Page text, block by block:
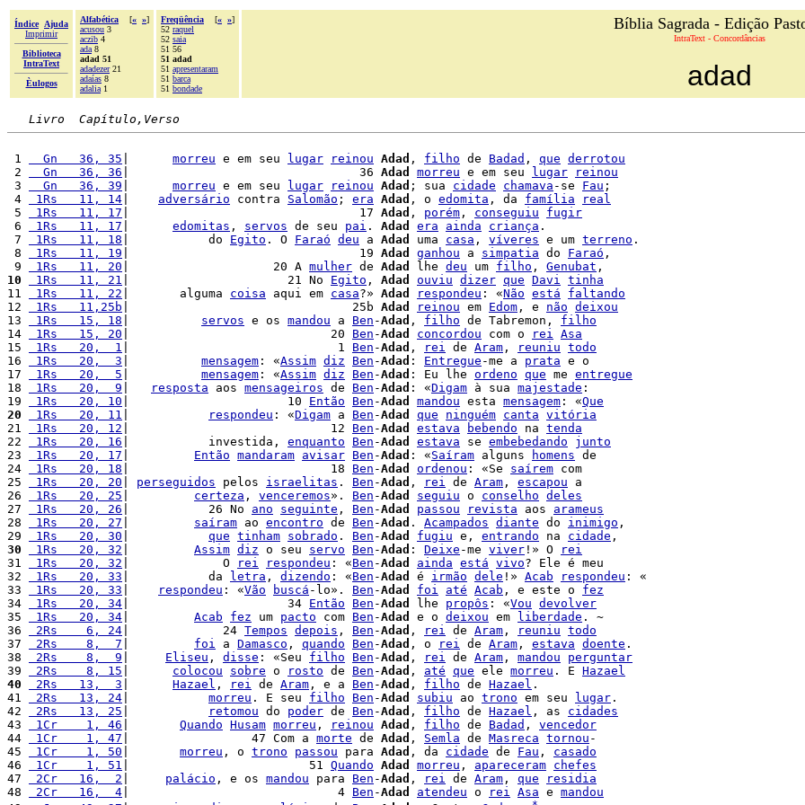
Índice
Ajuda
Imprimir
Biblioteca
IntraText
Èulogos
Alfabética [« »]
acusou 3
aczib 4
ada 8
adad 51
adadezer21
adaías 8
adalia 1
Freqüência [« »]
52 raquel
52 saia
51 56
51 adad
51 apresentaram
51 barca
51 bondade
Bíblia Sagrada - Edição
IntraText - Concordâncias
adad
Livro  Capítulo,Verso
1
  Gn   36, 35
morreu e em seu lugar reinou Adad , filho de Badad , que derrotou
2
  Gn   36, 36
|                                36 Adad morreu e em seu lugar
reinou
3
  Gn   36, 39
morreu e em seu lugar reinou Adad ; sua cidade chamava -se Fau ;
4
1Rs   11, 14 adversário contra Salomão ; era Adad , o edomita , da família
real
5
1Rs   11, 17 |                                17 Adad , porém , conseguiu
fugir
6
1Rs   11, 17 edomitas , servos de seu pai . Adad era ainda criança .
7
1Rs   11, 18 |           do Egito . O Faraó deu a Adad uma casa , víveres e um terreno .
8
1Rs   11, 19 |                                19 Adad ganhou a simpatia do Faraó ,
9
1Rs   11, 20 |                    20 A mulher de Adad lhe deu um filho , Genubat
10
1Rs   11, 21 |                      21 No Egito , Adad ouviu dizer que Davi tinha
11
1Rs   11, 22 |       alguma coisa aqui em casa?» Adad respondeu : «Não está
faltando
12
1Rs   11,25b |                               25b Adad reinou em Edom , e não deixou
13
1Rs   15, 18 servos e os mandou a Ben -Adad , filho de Tabremon, filho
14
1Rs   15, 20 |                            20 Ben -Adad concordou com o rei Asa
15
1Rs   20,  1 |                             1 Ben -Adad , rei de Aram , reuniu todo
16
1Rs   20,  3 mensagem : «Assim diz Ben -Adad : Entregue -me a prata e o
17
1Rs   20,  5 mensagem : «Assim diz Ben -Adad : Eu lhe ordeno que me entregue
18
1Rs   20,  9 resposta aos mensageiros de Ben -Adad : «Digam à sua majestade :
19
1Rs   20, 10 |                      10 Então Ben -Adad mandou esta mensagem : «Que
20
1Rs   20, 11 respondeu : «Digam a Ben -Adad que ninguém canta vitória
21
1Rs   20, 12 |                            12 Ben -Adad estava bebendo na tenda
22
1Rs   20, 16 |           investida, enquanto Ben -Adad estava se embebedando
junto
23
1Rs   20, 17 Então mandaram avisar Ben -Adad : «Saíram alguns homens de
24
1Rs   20, 18 |                            18 Ben -Adad ordenou : «Se saírem com
25
1Rs   20, 20 perseguidos pelos israelitas . Ben -Adad , rei de Aram , escapou a
26
1Rs   20, 25 certeza , venceremos». Ben -Adad seguiu o conselho deles
27
1Rs   20, 26 |           26 No ano seguinte , Ben -Adad passou revista aos arameus
28
1Rs   20, 27 saíram ao encontro de Ben -Adad . Acampados diante do inimigo ,
29
1Rs   20, 30 que tinham sobrado . Ben -Adad fugiu e, entrando na cidade
30
1Rs   20, 32 Assim diz o seu servo Ben -Adad : Deixe -me viver !» O
rei
31
1Rs   20, 32 |             O rei respondeu : «Ben -Adad ainda está vivo? Ele é meu
32
1Rs   20, 33 |           da letra , dizendo : «Ben -Adad é irmão dele !» Acab respondeu : «
33
1Rs   20, 33 respondeu : «Vão buscá -lo». Ben -Adad foi até Acab , e este o fez
34
1Rs   20, 34 |                      34 Então Ben -Adad lhe propôs : «Vou devolver
35
1Rs   20, 34 Acab fez um pacto com Ben -Adad e o deixou em liberdade . ~
36
2Rs    6, 24 |             24 Tempos depois , Ben -Adad , rei de Aram , reuniu todo
37
2Rs    8,  7 foi a Damasco , quando Ben -Adad , o rei de Aram , estava doente .
38
2Rs    8,  9 Eliseu , disse : «Seu filho Ben -Adad , rei de Aram , mandou
perguntar
39
2Rs    8, 15 colocou sobre o rosto de Ben -Adad , até que ele morreu . E Hazael
40
2Rs   13,  3 Hazael , rei de Aram , e a Ben -Adad , filho de Hazael .
41
2Rs   13, 24 morreu . E seu filho Ben -Adad subiu ao trono em seu lugar .
42
2Rs   13, 25 retomou do poder de Ben -Adad , filho de Hazael , as cidades
43
1Cr    1, 46 Quando Husam morreu , reinou Adad , filho de Badad , vencedor
44
1Cr    1, 47 |                 47 Com a morte de Adad , Semla de Masreca tornou -
45
1Cr    1, 50 morreu , o trono passou para Adad , da cidade de Fau , casado
46
1Cr    1, 51 |                         51 Quando Adad morreu , apareceram chefes
47
2Cr   16,  2 palácio , e os mandou para Ben -Adad , rei de Aram , que
residia
48
2Cr   16,  4 |                             4 Ben -Adad atendeu o rei Asa e mandou